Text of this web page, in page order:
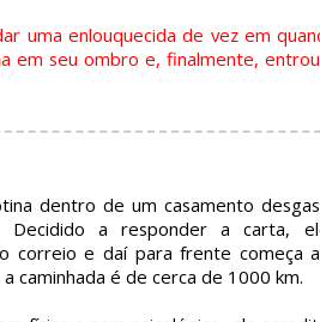
uma enlouquecida de vez em
em seu ombro e, finalmente,
dentro de um casamento
Decidido a responder a carta,
correio e daí para frente começa
caminhada é de cerca de 1000 km.